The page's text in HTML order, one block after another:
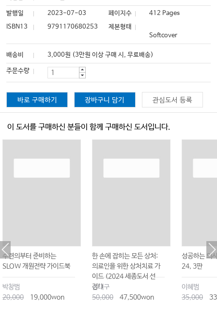
발행일 2023-07-03 페이지수
412 Pages
ISBN13
9791170680253
제본형태
Softcover
배송비 3,000원 (3만원 이상 구매 시, 무료배송)
주문수량
바로 구매하기 장바구니 담기 관심도서 등록
이 도서를 구매하신 분들이 함께 구매하신 도서입니다.
수련의부터 준비하는
SLOW 개원전략 가이드북
박창범
20,000
19,000won
한 손에 잡히는 모든 상처:
의료인을 위한 상처치료 가
이드 (2024 세종도서 선
정!)
손대구
50,000
47,500won
성공하는 의
24, 3판
이혜범
35,000